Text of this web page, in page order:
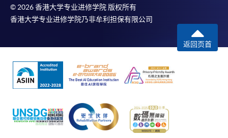
© 2026 香港大学专业进修学院 版权所有
香港大学专业进修学院乃非牟利担保有限公司
返回页首